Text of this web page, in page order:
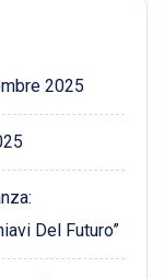
2025
Del Futuro”